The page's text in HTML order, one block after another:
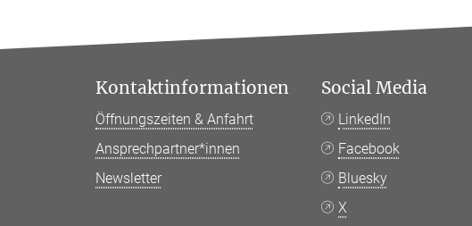
Kontaktinformationen
Öffnungszeiten & Anfahrt
Ansprechpartner*innen
Newsletter
Social Media
LinkedIn
Facebook
Bluesky
X